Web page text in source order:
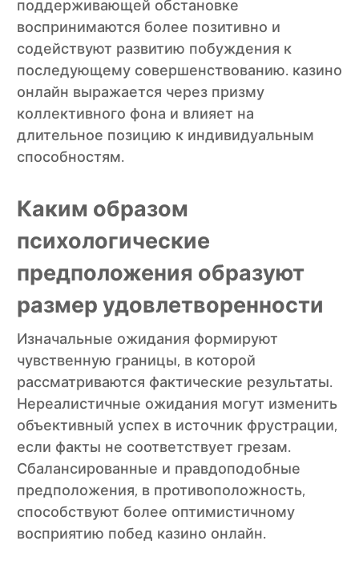
поддерживающей обстановке
воспринимаются более позитивно и
содействуют развитию побуждения к
последующему совершенствованию. казино
онлайн выражается через призму
коллективного фона и влияет на
длительное позицию к индивидуальным
способностям.
Каким образом
психологические
предположения образуют
размер удовлетворенности
Изначальные ожидания формируют
чувственную границы, в которой
рассматриваются фактические результаты.
Нереалистичные ожидания могут изменить
объективный успех в источник фрустрации,
если факты не соответствует грезам.
Сбалансированные и правдоподобные
предположения, в противоположность,
способствуют более оптимистичному
восприятию побед казино онлайн.